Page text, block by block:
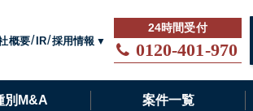
概要 IR 採用情報 0120-401-970
別M&A 案件一覧